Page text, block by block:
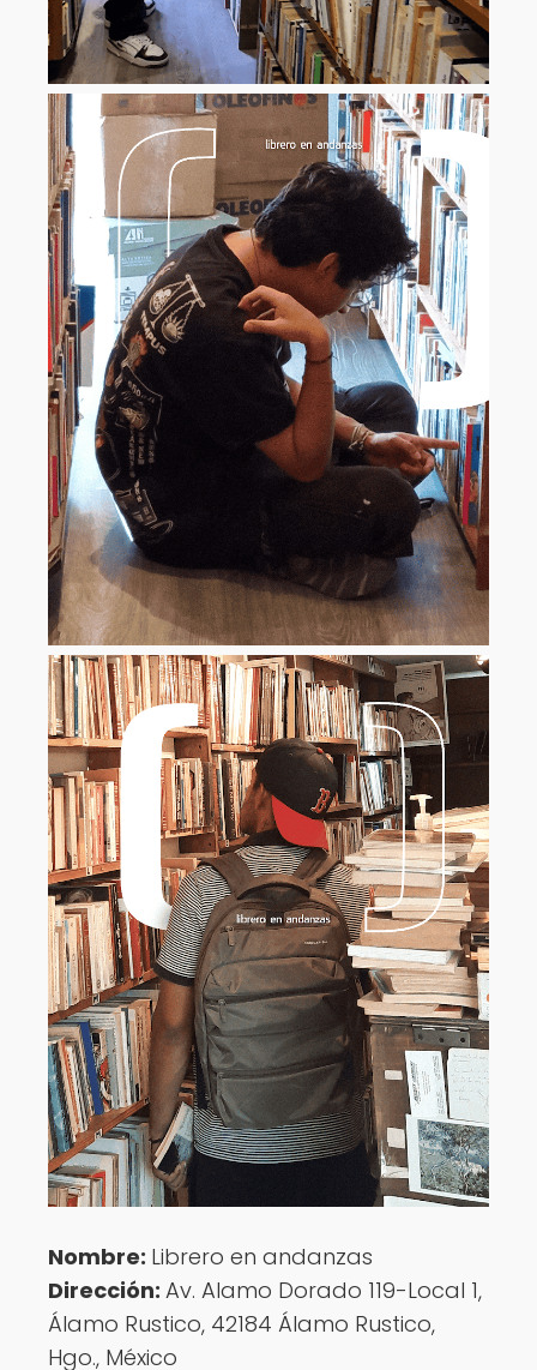
Nombre: Librero en andanzas
Dirección: Av. Alamo Dorado 119-Local 1,
Álamo Rustico, 42184 Álamo Rustico,
Hgo., México